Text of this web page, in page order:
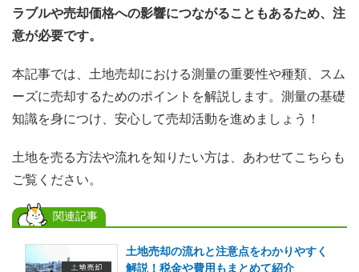
ラブルや売却価格への影響につながることもあるため、注
意が必要です。
本記事では、土地売却における測量の重要性や種類、スム
ーズに売却するためのポイントを解説します。測量の基礎
知識を身につけ、安心して売却活動を進めましょう！
土地を売る方法や流れを知りたい方は、あわせてこちらも
ご覧ください。
関連記事
土地売却の流れと注意点をわかりやすく
解説！税金や費用もまとめて紹介